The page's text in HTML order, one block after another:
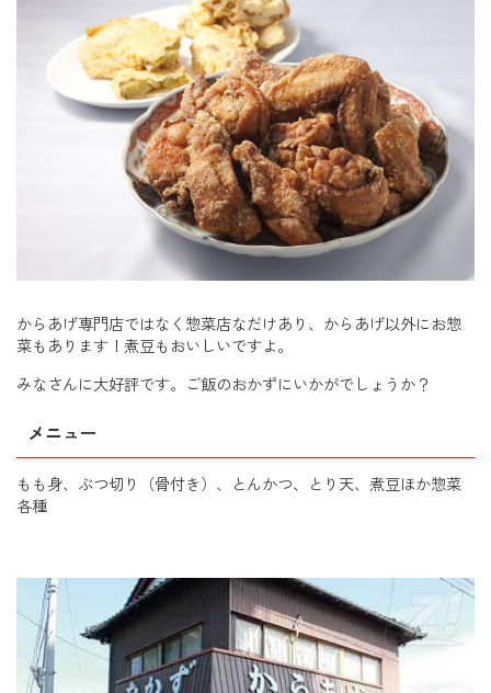
からあげ専門店ではなく惣菜店なだけあり、からあげ以外にお惣
菜もあります！煮豆もおいしいですよ。
みなさんに大好評です。ご飯のおかずにいかがでしょうか？
メニュー
もも身、ぶつ切り（骨付き）、とんかつ、とり天、煮豆ほか惣菜
各種